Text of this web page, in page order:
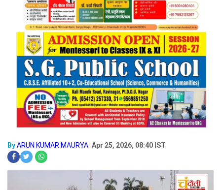
ByARUN KUMAR MAURYA Apr 25, 2026, 08:40 IST